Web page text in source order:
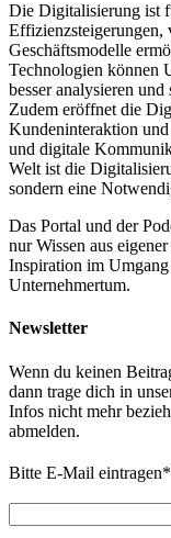
Die Digitalisierung ist
Effizienzsteigerungen,
Geschäftsmodelle
Technologien können
besser analysieren
Zudem eröffnet die
Kundeninteraktion
und digitale
Welt ist die
sondern eine
Das Portal und der
nur Wissen aus
Inspiration im
Unternehmertum.
Newsletter
Wenn du keinen
dann trage dich in
Infos nicht mehr
abmelden.
Bitte E-Mail eintragen*